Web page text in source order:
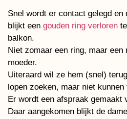
Snel wordt er contact gelegd en
blijkt een gouden ring verloren
balkon.
Niet zomaar een ring, maar een
moeder.
Uiteraard wil ze hem (snel)
lopen zoeken, maar niet kunnen
Er wordt een afspraak gemaakt
Daar aangekomen blijkt de